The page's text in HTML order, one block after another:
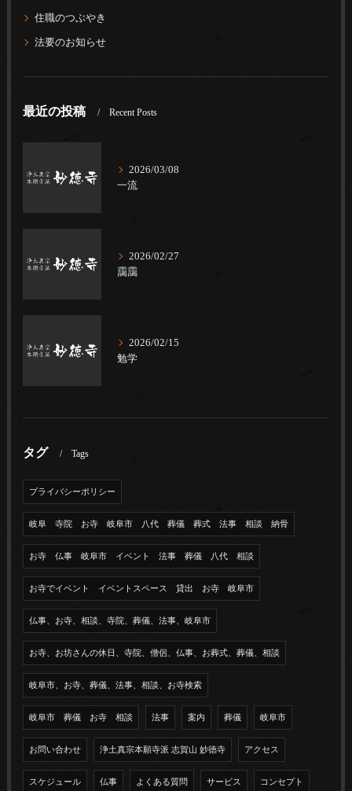
住職のつぶやき
法要のお知らせ
最近の投稿 Recent Posts
2026/03/08
一流
2026/02/27
靄靄
2026/02/15
勉学
タグ Tags
プライバシーポリシー
岐阜 寺院 お寺 岐阜市 八代 葬儀 葬式 法事 相談 納骨
お寺 仏事 岐阜市 イベント 法事 葬儀 八代 相談
お寺でイベント イベントスペース 貸出 お寺 岐阜市
仏事、お寺、相談、寺院、葬儀、法事、岐阜市
お寺、お坊さんの休日、寺院、僧侶、仏事、お葬式、葬儀、相談
岐阜市、お寺、葬儀、法事、相談、お寺検索
岐阜市 葬儀 お寺 相談 法事 案内 葬儀 岐阜市
お問い合わせ 浄土真宗本願寺派 志賀山 妙徳寺 アクセス
スケジュール 仏事 よくある質問 サービス コンセプト